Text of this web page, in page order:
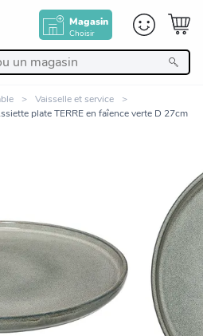
Magasin
Choisir
la table
Vaisselle et service
plate TERRE en faîence verte D 27cm